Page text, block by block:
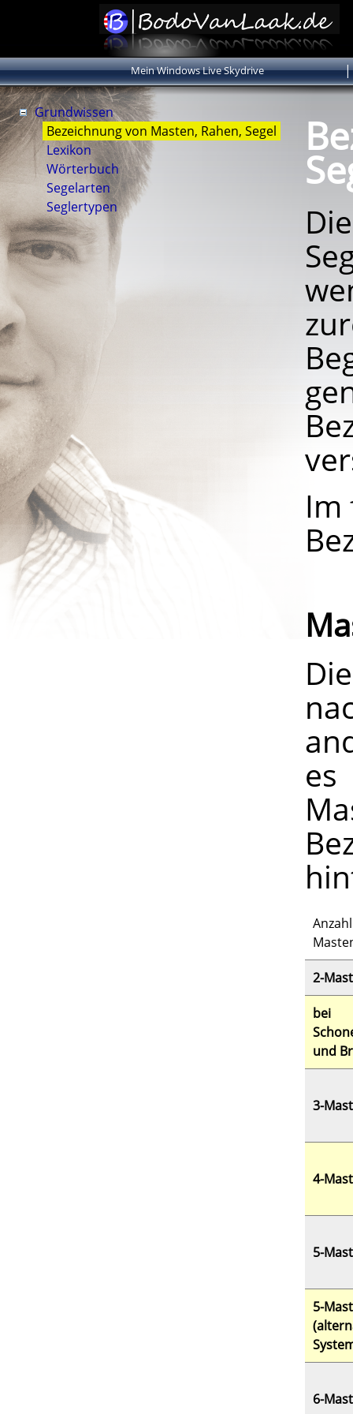
Grundwissen
Bezeichnung von Masten, Rahen, Segel
Lexikon
Wörterbuch
Segelarten
Seglertypen
Im
Anzahl
2-
bei
und
3-
4-
5-
5-
6-
Mein Windows Live Skydrive |